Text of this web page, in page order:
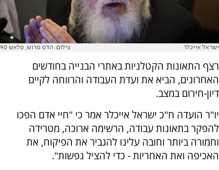
ישראל אייכלר צילום: הדס פרוש, פלאש 90
רצף התאונות הקטלניות באתרי הבנייה בחודשים
האחרונים, הביא את ועדת העבודה והרווחה לקיים
דיון-חירום במצב.
יו"ר הועדה ח"כ ישראל אייכלר אמר כי "חיי אדם הפכו
להפקר בתאונות עבודה, הרשימה ארוכה, מטרידה
וחמורה ביותר וחובה עלינו להגביר את הפיקוח, את
האכיפה ואת האחריות - כדי להציל נפשות".